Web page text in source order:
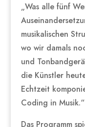
„Was alle fünf
musikalischen
wo wir damals
und
die Künstler
Echtzeit
Coding in Musik.“
Das Programm